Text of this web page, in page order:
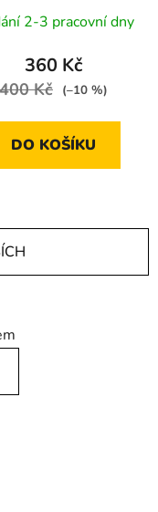
2-3 pracovní dny
360 Kč
400 Kč (–10 %)
DO KOŠÍKU